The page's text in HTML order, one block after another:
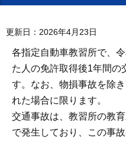
更新日：2026年4月23日
各指定自動車教習所で、
た人の免許取得後1年間の
す。なお、物損事故を除
れた場合に限ります。
交通事故は、教習所の教
で発生しており、この事